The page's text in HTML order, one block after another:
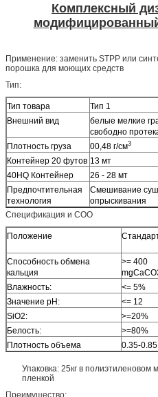
Комплексный
Применение: заменить STPP или
порошка для моющих средств
Тип:
Тип товара Тип 1
Внешний вид
белые мелкие
свободно
Плотность груза
00,48 г/см3
Контейнер 20 футов 13 мт
40HQ Контейнер
26 - 28 мт
Предпочтительная
технология
Смешивание
опрыскивания
Спецификация и СОО
Положение
Способность обмена
кальция
>= 400
Влажность: <= 5%
Значение pH:
<= 12
SiO2:
>=20%
Белость:
>=80%
Плотность объема
0.35-0.85
Упаковка: 25кг в полиэтиленовом
пленкой
Преимущество: